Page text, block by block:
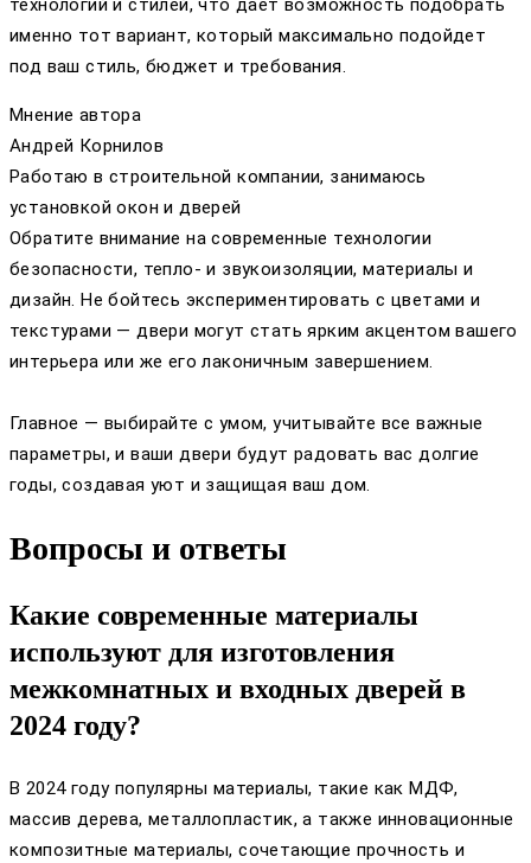
технологий и стилей, что дает возможность подобрать
именно тот вариант, который максимально подойдет
под ваш стиль, бюджет и требования.
Мнение автора
Андрей Корнилов
Работаю в строительной компании, занимаюсь
установкой окон и дверей
Обратите внимание на современные технологии
безопасности, тепло- и звукоизоляции, материалы и
дизайн. Не бойтесь экспериментировать с цветами и
текстурами — двери могут стать ярким акцентом вашего
интерьера или же его лаконичным завершением.
Главное — выбирайте с умом, учитывайте все важные
параметры, и ваши двери будут радовать вас долгие
годы, создавая уют и защищая ваш дом.
Вопросы и ответы
Какие современные материалы
используют для изготовления
межкомнатных и входных дверей в
2024 году?
В 2024 году популярны материалы, такие как МДФ,
массив дерева, металлопластик, а также инновационные
композитные материалы, сочетающие прочность и